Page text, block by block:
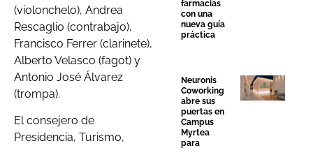
(violonchelo), Andrea
Rescaglio (contrabajo),
Francisco Ferrer (clarinete),
Alberto Velasco (fagot) y
Antonio José Álvarez
(trompa).
El consejero de
Presidencia, Turismo,
farmacias
con una
nueva guía
práctica
Neuronis
Coworking
abre sus
puertas en
Campus
Myrtea
para